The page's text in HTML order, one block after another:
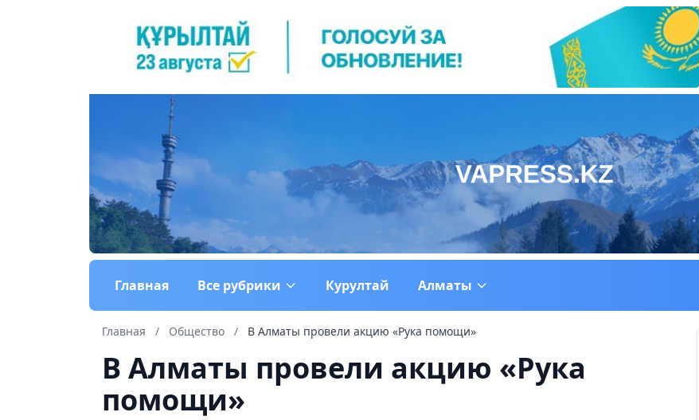
Главная Все рубрики Курултай Алматы
Главная / Общество / В Алматы провели акцию «Рука помощи»
В Алматы провели акцию «Рука
помощи»